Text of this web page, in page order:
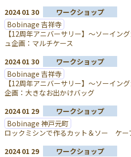
2024 01 30
ワークショップ
Bobinage 吉祥寺
【12周年アニバーサリー】～ソーイ
ュ企画：マルチケース
2024 01 30
ワークショップ
Bobinage 吉祥寺
【12周年アニバーサリー】～ソーイ
企画：大きなお出かけバッグ
2024 01 29
ワークショップ
Bobinage 神戸元町
ロックミシンで作るカット＆ソー ケー
2024 01 29
ワークショップ